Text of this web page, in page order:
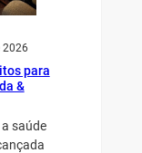
2026
para
&
saúde